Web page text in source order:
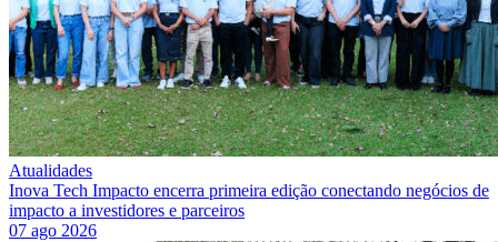
Atualidades
Inova Tech Impacto encerra primeira edição conectando negócios de
impacto a investidores e parceiros
07 ago 2026